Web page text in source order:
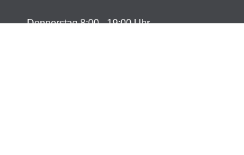
Donnerstag 8:00 - 19:00 Uhr